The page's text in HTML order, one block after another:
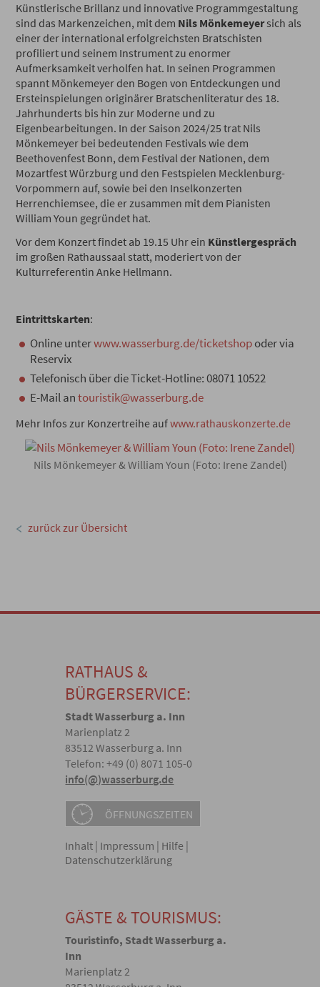
Künstlerische Brillanz und innovative Programmgestaltung
sind das Markenzeichen, mit dem Nils Mönkemeyersich als
einer der international erfolgreichsten Bratschisten
profiliert und seinem Instrument zu enormer
Aufmerksamkeit verholfen hat. In seinen Programmen
spannt Mönkemeyer den Bogen von Entdeckungen und
Ersteinspielungen originärer Bratschenliteratur des 18.
Jahrhunderts bis hin zur Moderne und zu
Eigenbearbeitungen. In der Saison 2024/25 trat Nils
Mönkemeyer bei bedeutenden Festivals wie dem
Beethovenfest Bonn, dem Festival der Nationen, dem
Mozartfest Würzburg und den Festspielen Mecklenburg-
Vorpommern auf, sowie bei den Inselkonzerten
Herrenchiemsee, die er zusammen mit dem Pianisten
William Youn gegründet hat.
Vor dem Konzert findet ab 19.15 Uhr ein Künstlergespräch
im großen Rathaussaal statt, moderiert von der
Kulturreferentin Anke Hellmann.
Eintrittskarten:
Online unterwww.wasserburg.de/ticketshopoder via
Reservix
Telefonisch über die Ticket-Hotline: 08071 10522
E-Mail antouristik@wasserburg.de
Mehr Infos zur Konzertreihe aufwww.rathauskonzerte.de
Nils Mönkemeyer & William Youn (Foto: Irene Zandel)
zurück zur Übersicht
RATHAUS &
BÜRGERSERVICE:
Stadt Wasserburg a. Inn
Marienplatz 2
83512 Wasserburg a. Inn
Telefon: +49 (0) 8071 105-0
info(@)wasserburg.de
ÖFFNUNGSZEITEN
Inhalt | Impressum | Hilfe |
Datenschutzerklärung
GÄSTE & TOURISMUS:
Touristinfo, Stadt Wasserburg a.
Inn
Marienplatz 2